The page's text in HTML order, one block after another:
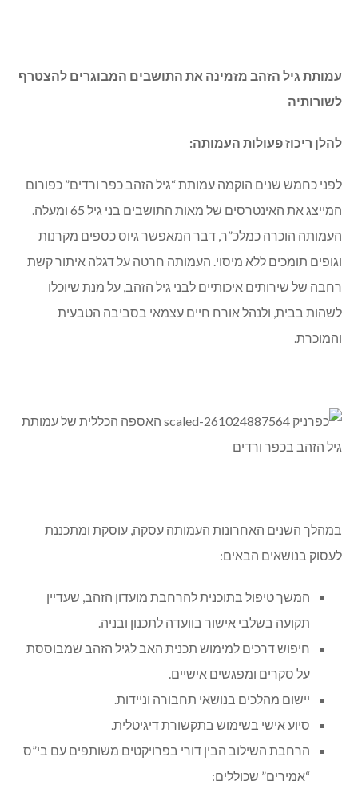
עמותת גיל הזהב מזמינה את התושבים המבוגרים להצטרף
לשורותיה
להלן ריכוז פעולות העמותה:
לפני כחמש שנים הוקמה עמותת “גיל הזהב כפר ורדים” כפורום
המייצג את האינטרסים של מאות התושבים בני גיל 65 ומעלה.
העמותה הוכרה כמלכ”ר, דבר המאפשר גיוס כספים מקרנות
וגופים תומכים ללא מיסוי. העמותה חרטה על דגלה איתור קשת
רחבה של שירותים איכותיים לבני גיל הזהב, על מנת שיוכלו
לשהות בבית, ולנהל אורח חיים עצמאי בסביבה הטבעית
והמוכרת.
במהלך השנים האחרונות העמותה עסקה, עוסקת ומתכננת
לעסוק בנושאים הבאים:
המשך טיפול בתוכנית להרחבת מועדון הזהב, שעדיין
תקועה בשלבי אישור בוועדה לתכנון ובניה.
חיפוש דרכים למימוש תכנית האב לגיל הזהב שמבוססת
על סקרים ומפגשים אישיים.
יישום מהלכים בנושאי תחבורה וניידות.
סיוע אישי בשימוש בתקשורת דיגיטלית.
הרחבת השילוב הבין דורי בפרויקטים משותפים עם בי”ס
“אמירים” שכוללים: